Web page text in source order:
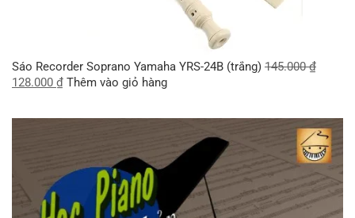
Sáo Recorder Soprano Yamaha YRS-24B (trắng) 145.000₫
128.000 ₫ Thêm vào giỏ hàng